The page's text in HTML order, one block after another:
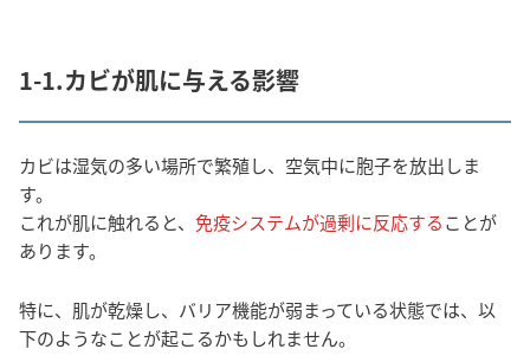
1-1.カビが肌に与える影響
カビは湿気の多い場所で繁殖し、空気中に胞子を放出しま
す。
これが肌に触れると、 免疫システムが過剰に反応することが
あります。
特に、肌が乾燥し、バリア機能が弱まっている状態では、以
下のようなことが起こるかもしれません。